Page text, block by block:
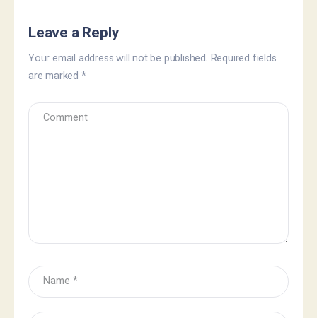
Leave a Reply
Your email address will not be published. Required fields
are marked *